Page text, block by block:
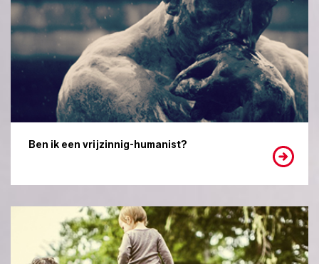
Ben ik een vrijzinnig-humanist?